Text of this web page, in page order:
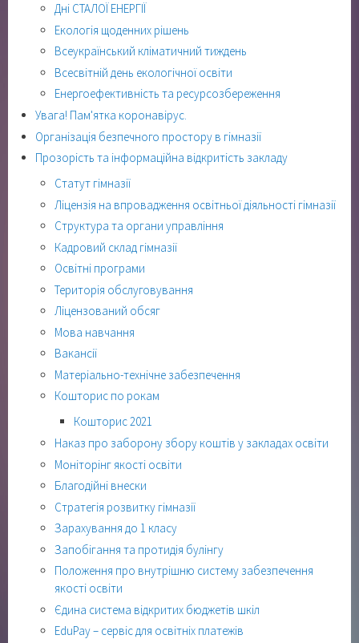
Дні СТАЛОЇ ЕНЕРГІЇ
Екологія щоденних рішень
Всеукраїнський кліматичний тиждень
Всесвітній день екологічної освіти
Енергоефективність та ресурсозбереження
Увага! Пам'ятка коронавірус.
Організація безпечного простору в гімназії
Прозорість та інформаційна відкритість закладу
Статут гімназії
Ліцензія на впровадження освітньої діяльності гімназії
Структура та органи управління
Кадровий склад гімназії
Освітні програми
Територія обслуговування
Ліцензований обсяг
Мова навчання
Вакансії
Матеріально-технічне забезпечення
Кошторис по рокам
Кошторис 2021
Наказ про заборону збору коштів у закладах освіти
Моніторінг якості освіти
Благодійні внески
Стратегія розвитку гімназії
Зарахування до 1 класу
Запобігання та протидія булінгу
Положення про внутрішню систему забезпечення
якості освіти
Єдина система відкритих бюджетів шкіл
EduPay – сервіс для освітніх платежів